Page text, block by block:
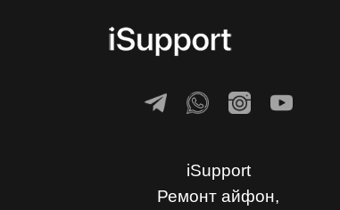
iSupport
Ремонт айфон,